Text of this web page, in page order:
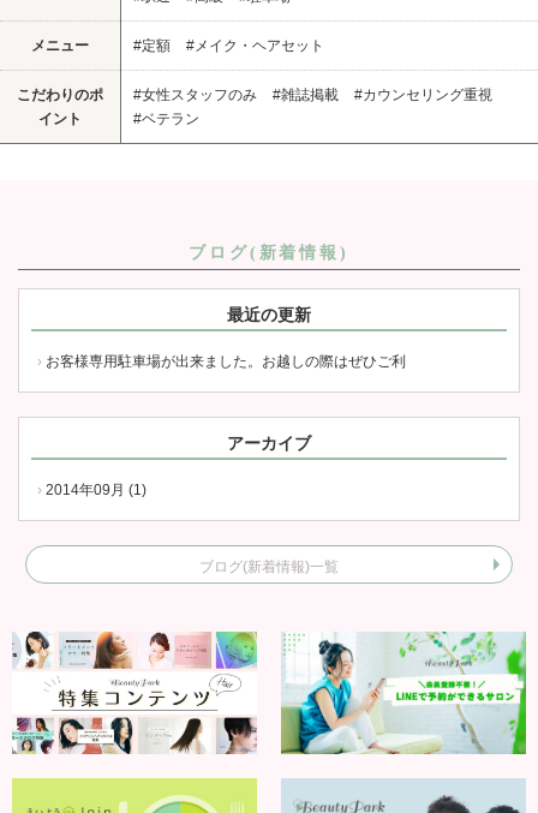
メニュー #定額 #メイク・ヘアセット
こだわりのポ
イント
#女性スタッフのみ #雑誌掲載
#カウンセリング重視
#ベテラン
ブログ(新着情報)
最近の更新
お客様専用駐車場が出来ました。お越しの際はぜひご利
アーカイブ
2014年09月 (1)
ブログ(新着情報)一覧